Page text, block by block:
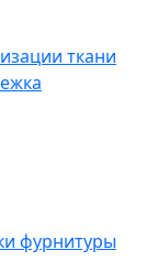
ткани
фурнитуры